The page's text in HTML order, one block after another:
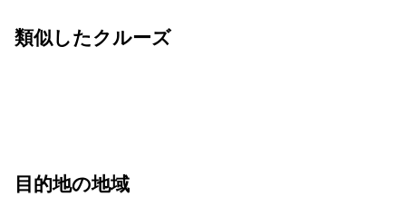
類似したクルーズ
目的地の地域